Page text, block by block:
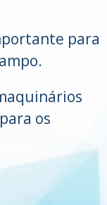
para
os